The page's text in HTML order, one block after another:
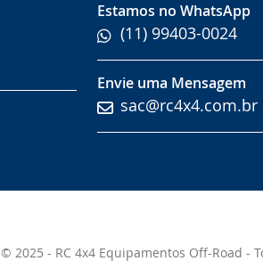
Estamos no WhatsApp
(11) 99403-0024
Envie uma Mensagem
sac@rc4x4.com.br
© 2025 - RC 4x4 Equipamentos Off-Road -